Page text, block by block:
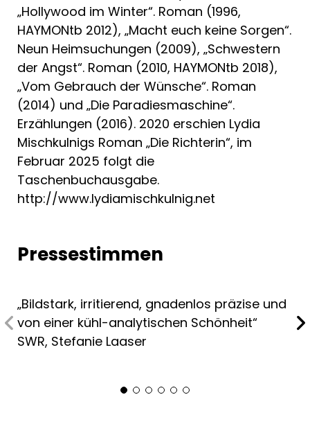
„Hollywood im Winter“. Roman (1996,
HAYMONtb 2012), „Macht euch keine Sorgen“.
Neun Heimsuchungen (2009), „Schwestern
der Angst“. Roman (2010, HAYMONtb 2018),
„Vom Gebrauch der Wünsche“. Roman
(2014) und „Die Paradiesmaschine“.
Erzählungen (2016). 2020 erschien Lydia
Mischkulnigs Roman „Die Richterin“, im
Februar 2025 folgt die
Taschenbuchausgabe.
http://www.lydiamischkulnig.net
Pressestimmen
„Bildstark, irritierend, gnadenlos präzise und
von einer kühl-analytischen Schönheit“
SWR, Stefanie Laaser